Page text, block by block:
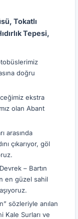
Tokatlı
Tepesi,
doğru
ekstra
olan Abant
arasında
çıkarıyor, göl
– Bartın
en güzel sahil
sözleriyle anılan
Kale Surları ve